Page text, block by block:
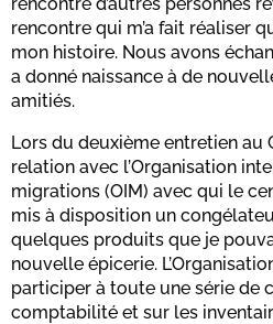
rencontre qui m’a fait réaliser
mon histoire. Nous avons
a donné naissance à de
amitiés.
Lors du deuxième entretien au
relation avec l’Organisation
migrations (OIM) avec qui le
mis à disposition un
quelques produits que je
nouvelle épicerie.
participer à toute une série de
comptabilité et sur les